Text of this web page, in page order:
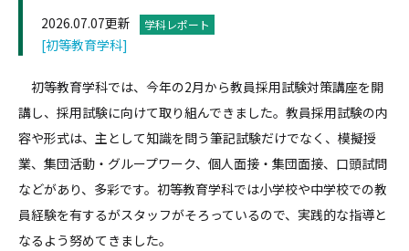
2026.07.07更新 学科レポート
[初等教育学科]
初等教育学科では、今年の2月から教員採用試験対策講座を開
講し、採用試験に向けて取り組んできました。教員採用試験の内
容や形式は、主として知識を問う筆記試験だけでなく、模擬授
業、集団活動・グループワーク、個人面接・集団面接、口頭試問
などがあり、多彩です。初等教育学科では小学校や中学校での教
員経験を有するがスタッフがそろっているので、実践的な指導と
なるよう努めてきました。